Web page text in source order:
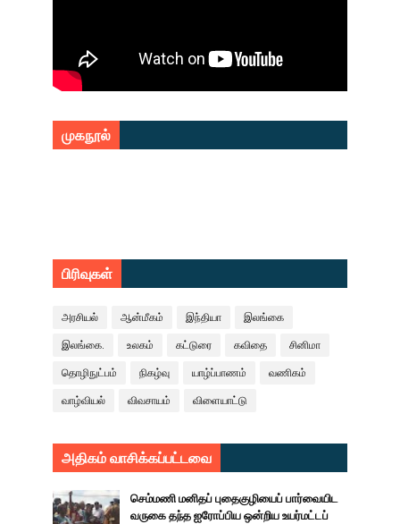
முகநூல்
பிரிவுகள்
அரசியல் ஆன்மீகம் இந்தியா இலங்கை
இலங்கை. உலகம் கட்டுரை கவிதை சினிமா
தொழிநுட்பம் நிகழ்வு யாழ்ப்பாணம் வணிகம்
வாழ்வியல் விவசாயம் விளையாட்டு
அதிகம் வாசிக்கப்பட்டவை
செம்மணி மனிதப் புதைகுழியைப் பார்வையிட
வருகை தந்த ஐரோப்பிய ஒன்றிய உயர்மட்டப்